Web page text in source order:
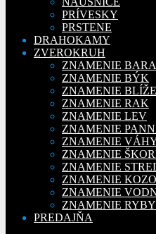
PRÍVESKY
PRSTENE
DRAHOKAMY
ZVEROKRUH
ZNAMENIE
ZNAMENIE BÝK
ZNAMENIE
ZNAMENIE RAK
ZNAMENIE LEV
ZNAMENIE
ZNAMENIE
ZNAMENIE
ZNAMENIE
ZNAMENIE
ZNAMENIE
ZNAMENIE RYBY
PREDAJŇA